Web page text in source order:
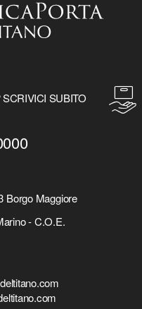
SUBITO
Borgo Maggiore
- C.O.E.